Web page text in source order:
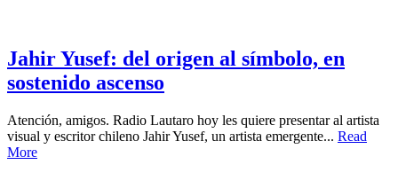
Jahir Yusef: del origen al símbolo, en
sostenido ascenso
Atención, amigos. Radio Lautaro hoy les quiere presentar al artista
visual y escritor chileno Jahir Yusef, un artista emergente... Read
More